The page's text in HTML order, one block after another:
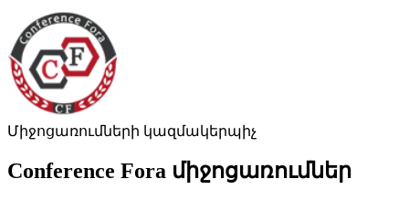
Միջոցառումների կազմակերպիչ
Conference Fora միջոցառումներ